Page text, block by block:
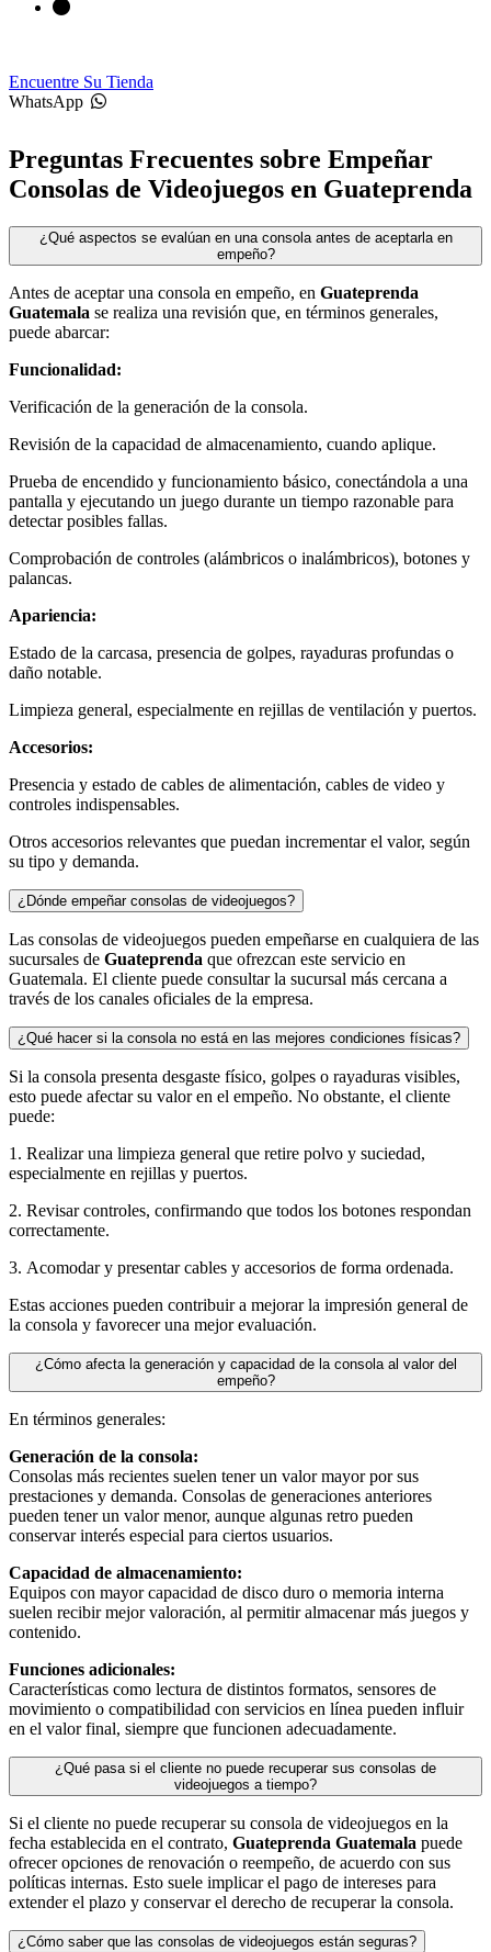
Encuentre Su Tienda
WhatsApp
Preguntas Frecuentes sobre Empeñar
Consolas de Videojuegos en Guateprenda
¿Qué aspectos se evalúan en una consola antes de aceptarla en
empeño?
Antes de aceptar una consola en empeño, en Guateprenda
Guatemala se realiza una revisión que, en términos generales,
puede abarcar:
Funcionalidad:
Verificación de la generación de la consola.
Revisión de la capacidad de almacenamiento, cuando aplique.
Prueba de encendido y funcionamiento básico, conectándola a una
pantalla y ejecutando un juego durante un tiempo razonable para
detectar posibles fallas.
Comprobación de controles (alámbricos o inalámbricos), botones y
palancas.
Apariencia:
Estado de la carcasa, presencia de golpes, rayaduras profundas o
daño notable.
Limpieza general, especialmente en rejillas de ventilación y puertos.
Accesorios:
Presencia y estado de cables de alimentación, cables de video y
controles indispensables.
Otros accesorios relevantes que puedan incrementar el valor, según
su tipo y demanda.
¿Dónde empeñar consolas de videojuegos?
Las consolas de videojuegos pueden empeñarse en cualquiera de las
sucursales de Guateprenda que ofrezcan este servicio en
Guatemala. El cliente puede consultar la sucursal más cercana a
través de los canales oficiales de la empresa.
¿Qué hacer si la consola no está en las mejores condiciones físicas?
Si la consola presenta desgaste físico, golpes o rayaduras visibles,
esto puede afectar su valor en el empeño. No obstante, el cliente
puede:
1. Realizar una limpieza general que retire polvo y suciedad,
especialmente en rejillas y puertos.
2. Revisar controles, confirmando que todos los botones respondan
correctamente.
3. Acomodar y presentar cables y accesorios de forma ordenada.
Estas acciones pueden contribuir a mejorar la impresión general de
la consola y favorecer una mejor evaluación.
¿Cómo afecta la generación y capacidad de la consola al valor del
empeño?
En términos generales:
Generación de la consola:
Consolas más recientes suelen tener un valor mayor por sus
prestaciones y demanda. Consolas de generaciones anteriores
pueden tener un valor menor, aunque algunas retro pueden
conservar interés especial para ciertos usuarios.
Capacidad de almacenamiento:
Equipos con mayor capacidad de disco duro o memoria interna
suelen recibir mejor valoración, al permitir almacenar más juegos y
contenido.
Funciones adicionales:
Características como lectura de distintos formatos, sensores de
movimiento o compatibilidad con servicios en línea pueden influir
en el valor final, siempre que funcionen adecuadamente.
¿Qué pasa si el cliente no puede recuperar sus consolas de
videojuegos a tiempo?
Si el cliente no puede recuperar su consola de videojuegos en la
fecha establecida en el contrato, Guateprenda Guatemala puede
ofrecer opciones de renovación o reempeño, de acuerdo con sus
políticas internas. Esto suele implicar el pago de intereses para
extender el plazo y conservar el derecho de recuperar la consola.
¿Cómo saber que las consolas de videojuegos están seguras?